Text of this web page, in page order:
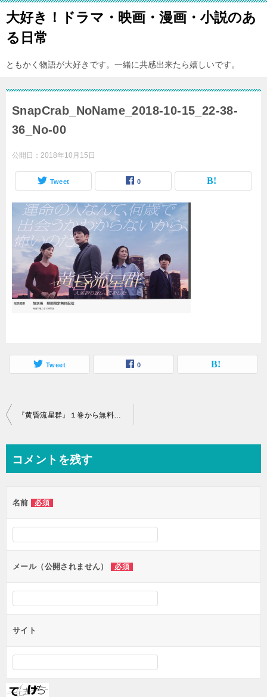
大好き！ドラマ・映画・漫画・小説のあ
る日常
ともかく物語が大好きです。一緒に共感出来たら嬉しいです。
SnapCrab_NoName_2018-10-15_22-38-
36_No-00
公開日： 2018年10月15日
Tweet 0
Tweet 0
投
ビ
ー
シ
ン
『黄昏流星群』１巻から無料で読むには。FODなら安全・高画質です。ZIPファイルは危険です。
コメントを残す
名前 必須
メール（公開されません） 必須
サイト